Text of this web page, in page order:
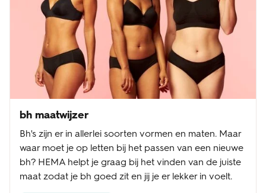
bh maatwijzer
Bh's zijn er in allerlei soorten vormen en maten. Maar
waar moet je op letten bij het passen van een nieuwe
bh? HEMA helpt je graag bij het vinden van de juiste
maat zodat je bh goed zit en jij je er lekker in voelt.